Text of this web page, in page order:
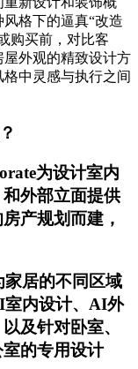
格下的逼真“改造
购买前，对比客
外观的精致设计方
中灵感与执行之间
为设计室内
外部立面提供
产规划而建，
居的不同区域
室内设计、AI外
及针对卧室、
的专用设计